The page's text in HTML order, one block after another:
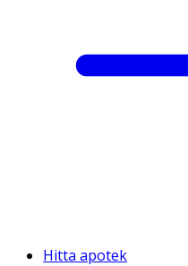
Hitta apotek